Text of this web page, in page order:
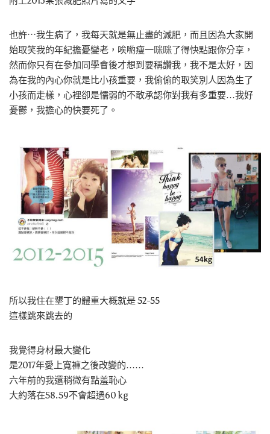
也許⋯我生病了，我每天就是無止盡的減肥，而且因為大家開
始取笑我的年紀擔憂變老，唉喲瘦一咪咪了得快點跟你分享，
然而你只有在參加同學會後才想到要稱讚我，我不是太好，因
為在我的內心你就是比小孩重要，我偷偷的取笑別人因為生了
小孩而走樣，心裡卻是懦弱的不敢承認你對我有多重要…我好
憂鬱，我擔心的快要死了。
所以我住在墾丁的體重大概就是 52-55
這樣跳來跳去的
我覺得身材最大變化
是2017年愛上寬褲之後改變的……
六年前的我還稍微有點羞恥心
大約落在58.59不會超過60 kg